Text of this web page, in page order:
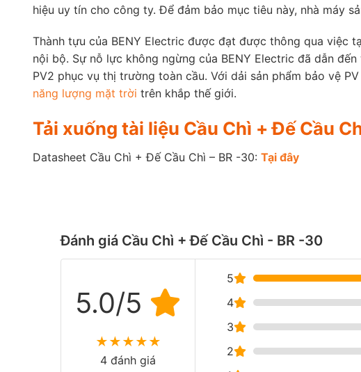
hiệu uy tín cho công ty. Để đảm bảo mục tiêu này, nhà máy
Thành tựu của BENY Electric được đạt được thông qua việc
nội bộ. Sự nỗ lực không ngừng của BENY Electric đã dẫn
PV2 phục vụ thị trường toàn cầu. Với dải sản phẩm bảo vệ
năng lượng mặt trời trên khắp thế giới.
Tải xuống tài liệu Cầu Chì + Đế Cầu
Datasheet Cầu Chì + Đế Cầu Chì – BR -30: Tại đây
Đánh giá Cầu Chì + Đế Cầu Chì - BR -30
5.0/5
★★★★★
4 đánh giá
5
4
3
2